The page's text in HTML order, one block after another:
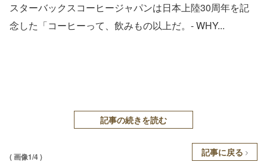
スターバックスコーヒージャパンは日本上陸30周年を記
念した「コーヒーって、飲みもの以上だ。- WHY...
記事の続きを読む
( 画像1/4 ) 記事に戻る